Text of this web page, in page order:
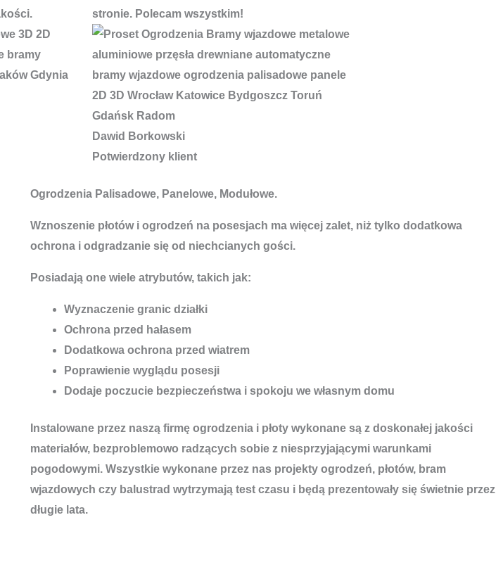
stronie. Polecam wszystkim!
Dawid Borkowski
Potwierdzony klient
Ogrodzenia Palisadowe, Panelowe, Modułowe.
Wznoszenie płotów i ogrodzeń na posesjach ma więcej zalet, niż tylko dodatkowa
ochrona i odgradzanie się od niechcianych gości.
Posiadają one wiele atrybutów, takich jak:
Wyznaczenie granic działki
Ochrona przed hałasem
Dodatkowa ochrona przed wiatrem
Poprawienie wyglądu posesji
Dodaje poczucie bezpieczeństwa i spokoju we własnym domu
Instalowane przez naszą firmę ogrodzenia i płoty wykonane są z doskonałej jakości
materiałów, bezproblemowo radzących sobie z niesprzyjającymi warunkami
pogodowymi. Wszystkie wykonane przez nas projekty ogrodzeń, płotów, bram
wjazdowych czy balustrad wytrzymają test czasu i będą prezentowały się świetnie przez
długie lata.